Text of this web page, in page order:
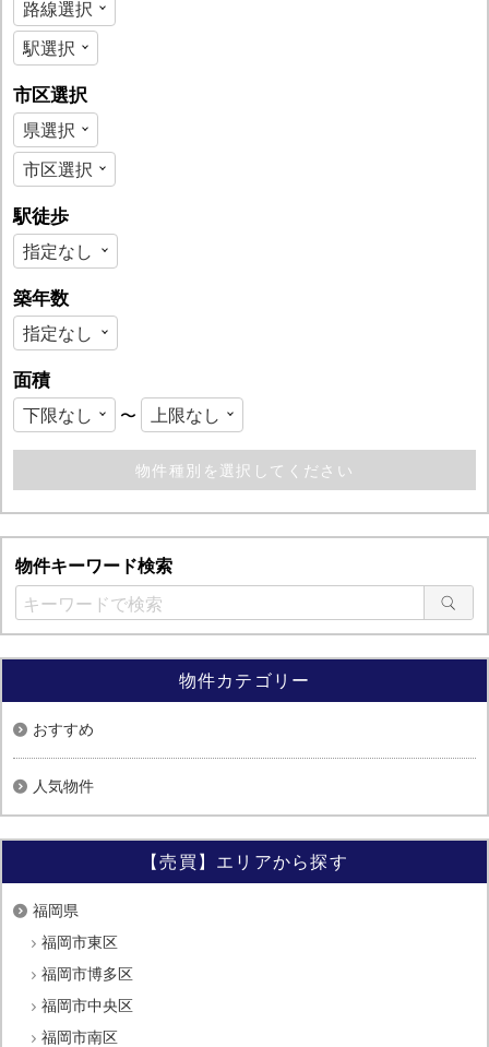
市区選択
駅徒歩
築年数
面積
〜
物件キーワード検索
物件カテゴリー
おすすめ
人気物件
【売買】エリアから探す
福岡県
福岡市東区
福岡市博多区
福岡市中央区
福岡市南区